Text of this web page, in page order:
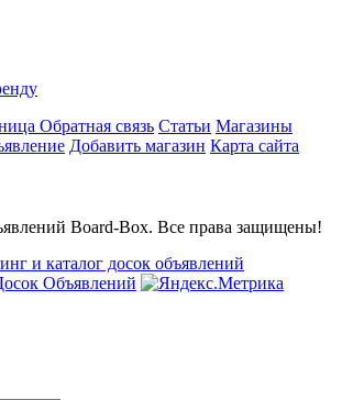
Обратная связь Статьи Магазины
Добавить магазин Карта сайта
Board-Box. Все права защищены!